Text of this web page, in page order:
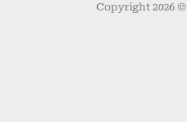
Copyright 2026 ©